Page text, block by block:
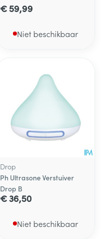
€ 59,99
Niet beschikbaar
Drop
Ph Ultrasone Verstuiver
Drop B
€ 36,50
Niet beschikbaar